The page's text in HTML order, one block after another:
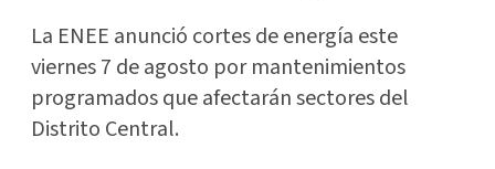
La ENEE anunció cortes de energía este
viernes 7 de agosto por mantenimientos
programados que afectarán sectores del
Distrito Central.